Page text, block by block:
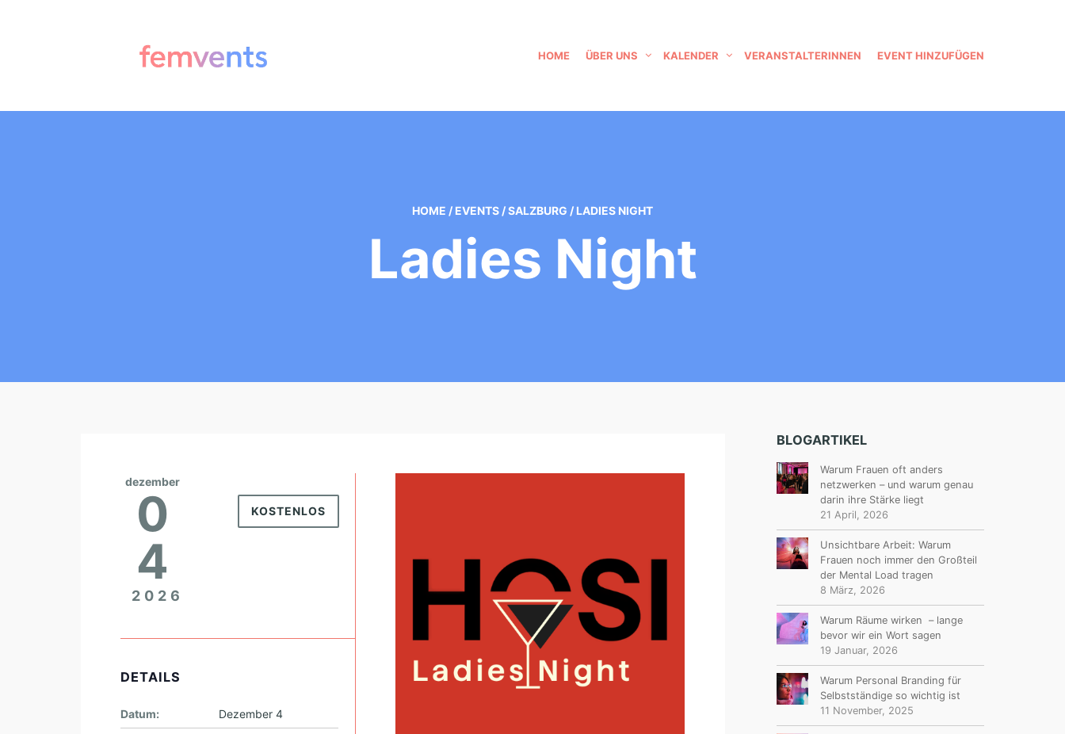
HOME ÜBER UNS KALENDER VERANSTALTERINNEN EVENT HINZUFÜGEN
HOME / EVENTS /SALZBURG / LADIES NIGHT
Ladies Night
dezember
0
4
2026
KOSTENLOS
DETAILS
Datum: Dezember 4
BLOGARTIKEL
Warum Frauen oft anders
netzwerken – und warum genau
darin ihre Stärke liegt
21 April, 2026
Unsichtbare Arbeit: Warum
Frauen noch immer den Großteil
der Mental Load tragen
8 März, 2026
Warum Räume wirken – lange
bevor wir ein Wort sagen
19 Januar, 2026
Warum Personal Branding für
Selbstständige so wichtig ist
11 November, 2025